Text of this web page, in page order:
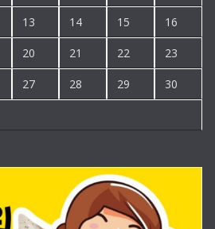
13 14 15 16
20 21 22 23
27 28 29 30